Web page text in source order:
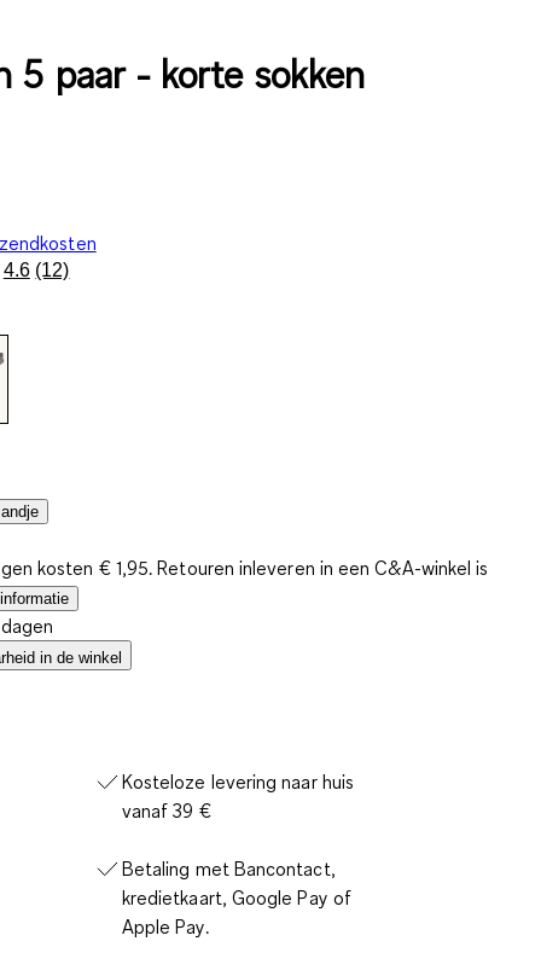
5 paar - korte sokken
4.6 Lees
(12)
kosten € 1,95. Retouren inleveren in een C&A-winkel is
in de winkel
Kosteloze levering naar huis
vanaf 39 €
Betaling met Bancontact,
kredietkaart, Google Pay of
Apple Pay.